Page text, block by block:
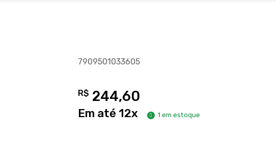
7909501033605
R$ 244,60
Em até 12x 1 em estoque